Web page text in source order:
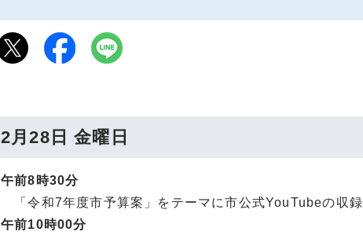
2月28日 金曜日
午前8時30分
「令和7年度市予算案」をテーマに市公式YouTubeの収録
午前10時00分